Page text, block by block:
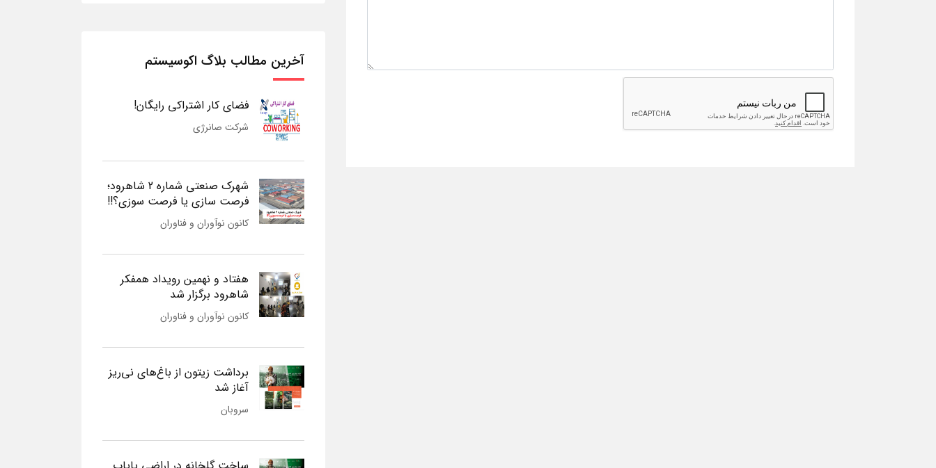
آخرین مطالب بلاگ اکوسیستم
فضای کار اشتراکی رایگان!
شرکت صانرژی
شهرک صنعتی شماره 2 شاهرود؛
فرصت سازی یا فرصت سوزی؟!!
کانون نوآوران و فناوران
هفتاد و نهمین رویداد همفکر
شاهرود برگزار شد
کانون نوآوران و فناوران
برداشت زیتون از باغ‌های نی‌ریز
آغاز شد
سروبان